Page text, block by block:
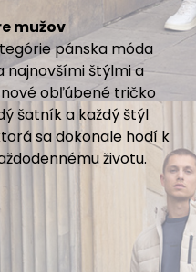
mužov
pánska móda
najnovšími štýlmi a
obľúbené tričko
šatník a každý štýl
sa dokonale hodí k
životu.